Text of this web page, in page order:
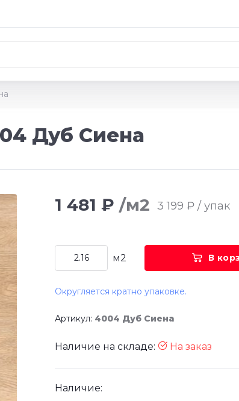
Дуб Сиена
1 481 ₽ /м2 3 199 ₽ / упак
м2 В
Округляется кратно упаковке.
Артикул: 4004 Дуб Сиена
Наличие на складе: На заказ
Наличие: